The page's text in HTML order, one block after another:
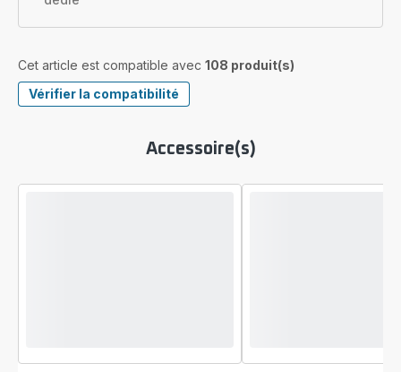
Cet article est compatible avec 108 produit(s)
Vérifier la compatibilité
Accessoire(s)